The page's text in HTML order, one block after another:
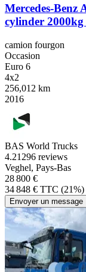
Mercedes-Benz
cylinder
camion fourgon
Occasion
Euro 6
4x2
256,012 km
2016
BAS World Trucks
4.21296 reviews
Veghel, Pays-Bas
28 800 €
34 848 € TTC (21%)
Envoyer un message